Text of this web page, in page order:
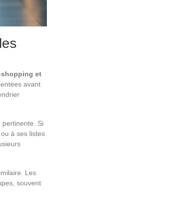
et
avant
pertinente. Si
à ses listes
Les
souvent